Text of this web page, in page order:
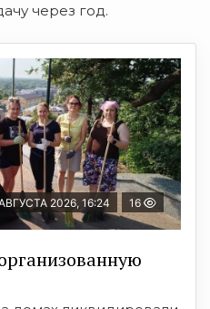
через год.
2026, 16:24 16